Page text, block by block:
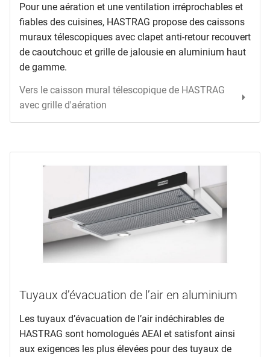
Pour une aération et une ventilation irréprochables et
fiables des cuisines, HASTRAG propose des caissons
muraux télescopiques avec clapet anti-retour recouvert
de caoutchouc et grille de jalousie en aluminium haut
de gamme.
Vers le caisson mural télescopique de HASTRAG
avec grille d'aération
Tuyaux d’évacuation de l’air en aluminium
Les tuyaux d’évacuation de l’air indéchirables de
HASTRAG sont homologués AEAI et satisfont ainsi
aux exigences les plus élevées pour des tuyaux de